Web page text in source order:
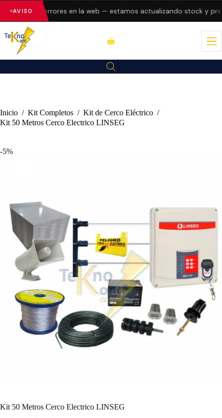
AVISO errores en la web — estamos actualizando stock y
Inicio / Kit Completos / Kit de Cerco Eléctrico /
Kit 50 Metros Cerco Electrico LINSEG
-5%
Kit 50 Metros Cerco Electrico LINSEG